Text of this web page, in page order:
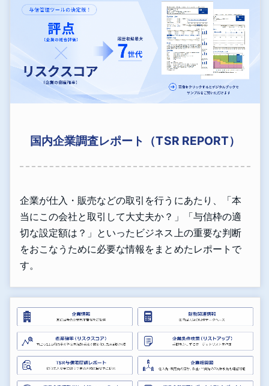
国内企業調査レポート（TSR REPORT）
企業が仕入・販売などの取引を行うにあたり、「本
当にこの会社と取引して大丈夫か？」「与信枠の適
切な設定額は？」といったビジネス上の重要な判断
をおこなうために必要な情報をまとめたレポートで
す。